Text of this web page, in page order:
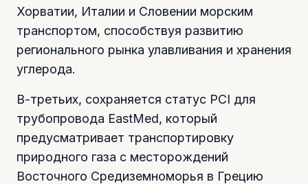
Хорватии, Италии и Словении морским
транспортом, способствуя развитию
регионального рынка улавливания и хранения
углерода.
В-третьих, сохраняется статус PCI для
трубопровода EastMed, который
предусматривает транспортировку
природного газа с месторождений
Восточного Средиземноморья в Грецию